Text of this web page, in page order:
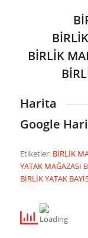
BİRLİK
Harita
Google
Etiketler: BİRLİK
YATAK MAĞAZASI
BİRLİK YATAK